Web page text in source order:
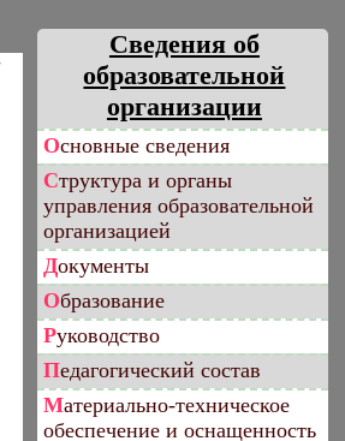
Сведения об
образовательной
организации
Основные сведения
Структура и органы
управления образовательной
организацией
Документы
Образование
Руководство
Педагогический состав
Материально-техническое
обеспечение и оснащенность